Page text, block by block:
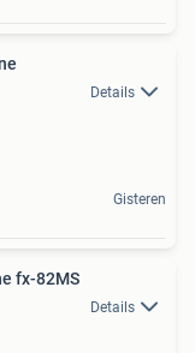
Details
Gisteren
fx-82MS
Details